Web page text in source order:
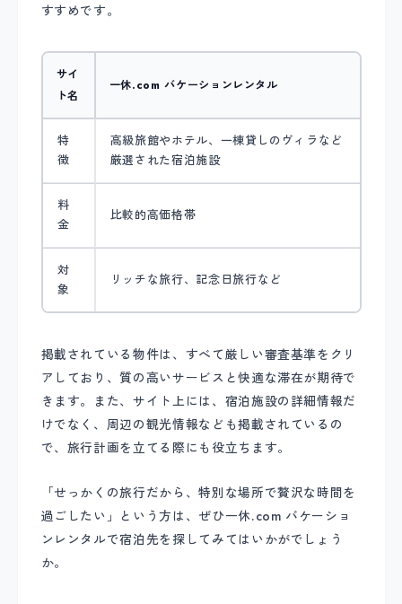
すすめです。
サイ
ト名
一休.com バケーションレンタル
特
徴
高級旅館やホテル、一棟貸しのヴィラなど
厳選された宿泊施設
料
金
比較的高価格帯
対
象
リッチな旅行、記念日旅行など
掲載されている物件は、すべて厳しい審査基準をクリ
アしており、質の高いサービスと快適な滞在が期待で
きます。また、サイト上には、宿泊施設の詳細情報だ
けでなく、周辺の観光情報なども掲載されているの
で、旅行計画を立てる際にも役立ちます。
「せっかくの旅行だから、特別な場所で贅沢な時間を
過ごしたい」という方は、ぜひ一休.com バケーショ
ンレンタルで宿泊先を探してみてはいかがでしょう
か。